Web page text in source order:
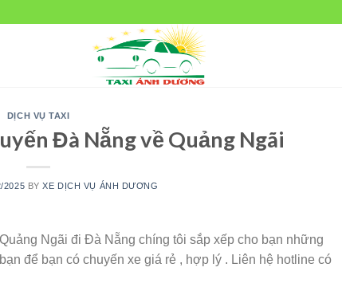
DỊCH VỤ TAXI
Đà Nẵng về Quảng Ngãi
2025 BYXE DỊCH VỤ ÁNH DƯƠNG
Ngãi đi Đà Nẵng chíng tôi sắp xếp cho bạn những
để bạn có chuyến xe giá rẻ , hợp lý . Liên hệ hotline có